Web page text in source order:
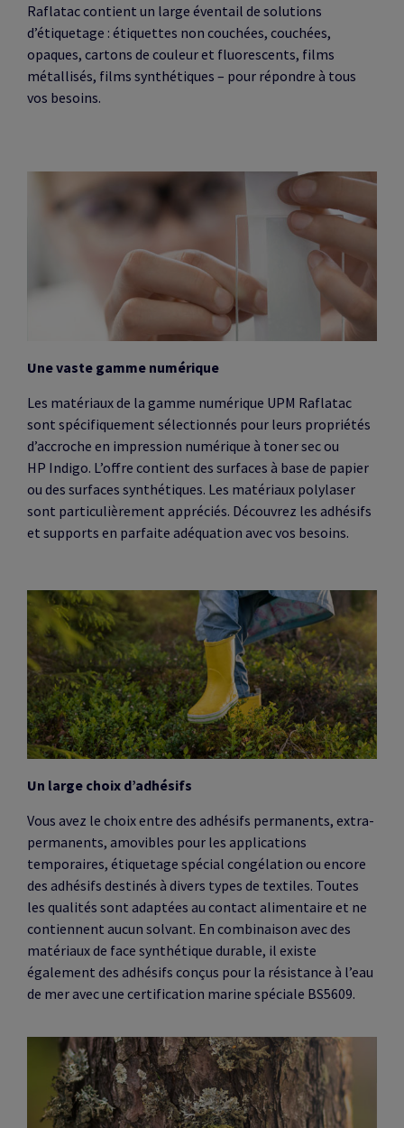
Raflatac contient un large éventail de solutions
d’étiquetage : étiquettes non couchées, couchées,
opaques, cartons de couleur et fluorescents, films
métallisés, films synthétiques – pour répondre à tous
vos besoins.
Une vaste gamme numérique
Les matériaux de la gamme numérique UPM Raflatac
sont spécifiquement sélectionnés pour leurs propriétés
d’accroche en impression numérique à toner sec ou
HP Indigo. L’offre contient des surfaces à base de papier
ou des surfaces synthétiques. Les matériaux polylaser
sont particulièrement appréciés. Découvrez les adhésifs
et supports en parfaite adéquation avec vos besoins.
Un large choix d’adhésifs
Vous avez le choix entre des adhésifs permanents, extra-
permanents, amovibles pour les applications
temporaires, étiquetage spécial congélation ou encore
des adhésifs destinés à divers types de textiles. Toutes
les qualités sont adaptées au contact alimentaire et ne
contiennent aucun solvant. En combinaison avec des
matériaux de face synthétique durable, il existe
également des adhésifs conçus pour la résistance à l’eau
de mer avec une certification marine spéciale BS5609.